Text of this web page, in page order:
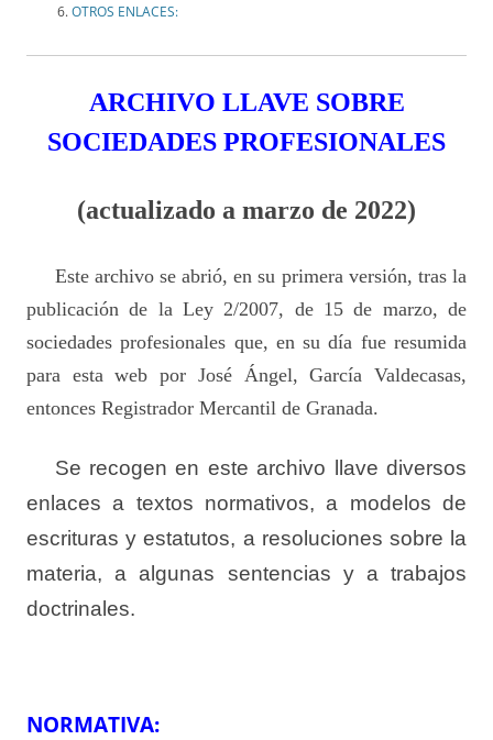
OTROS ENLACES:
ARCHIVO LLAVE SOBRE
SOCIEDADES PROFESIONALES
(actualizado a marzo de 2022)
Este archivo se abrió, en su primera versión, tras la
publicación de la Ley 2/2007, de 15 de marzo, de
sociedades profesionales que, en su día fue resumida
para esta web por José Ángel, García Valdecasas,
entonces Registrador Mercantil de Granada.
Se recogen en este archivo llave diversos
enlaces a textos normativos, a modelos de
escrituras y estatutos, a resoluciones sobre la
materia, a algunas sentencias y a trabajos
doctrinales.
NORMATIVA: